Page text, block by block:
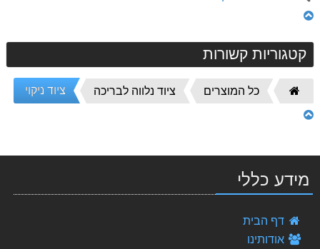
קטגוריות קשורות
דף
הבית
כל המוצרים ציוד נלווה לבריכה ציוד ניקוי
מידע כללי
דף הבית
אודותינו